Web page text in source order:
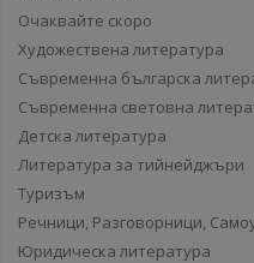
Очаквайте скоро
Художествена литература
Съвременна българска
Съвременна световна
Детска литература
Литература за тийнейджъри
Туризъм
Речници, Разговорници,
Юридическа литература